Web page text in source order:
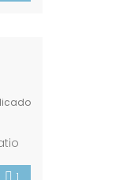
1